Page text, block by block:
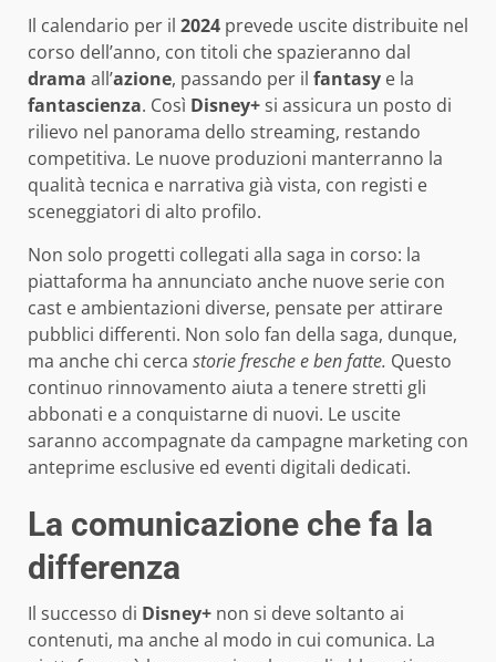
Il calendario per il 2024 prevede uscite distribuite nel
corso dell’anno, con titoli che spazieranno dal
drama all’azione, passando per il fantasy e la
fantascienza. Così Disney+si assicura un posto di
rilievo nel panorama dello streaming, restando
competitiva. Le nuove produzioni manterranno la
qualità tecnica e narrativa già vista, con registi e
sceneggiatori di alto profilo.
Non solo progetti collegati alla saga in corso: la
piattaforma ha annunciato anche nuove serie con
cast e ambientazioni diverse, pensate per attirare
pubblici differenti. Non solo fan della saga, dunque,
ma anche chi cerca storie fresche e ben fatte. Questo
continuo rinnovamento aiuta a tenere stretti gli
abbonati e a conquistarne di nuovi. Le uscite
saranno accompagnate da campagne marketing con
anteprime esclusive ed eventi digitali dedicati.
La comunicazione che fa la
differenza
Il successo di Disney+ non si deve soltanto ai
contenuti, ma anche al modo in cui comunica. La